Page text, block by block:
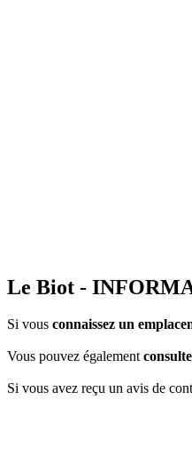
Le Biot -
Si vous connaissez un
Vous pouvez également
Si vous avez reçu un avis de